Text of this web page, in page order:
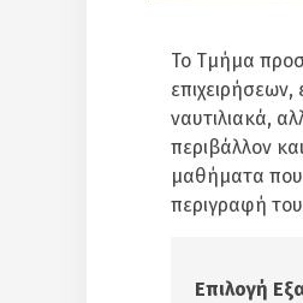
Το Τμήμα
ναυτιλιακά,
περιβάλλον
μαθήματα που
περιγραφή
Επιλογή